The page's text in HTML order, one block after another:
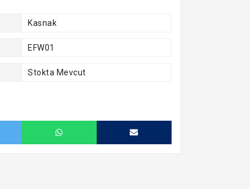
Kasnak
EFW01
Stokta Mevcut